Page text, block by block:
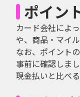
ポイン
カード会社によ
や、商品・マイ
なお、ポイント
事前に確認しまし
現金払いと比べ